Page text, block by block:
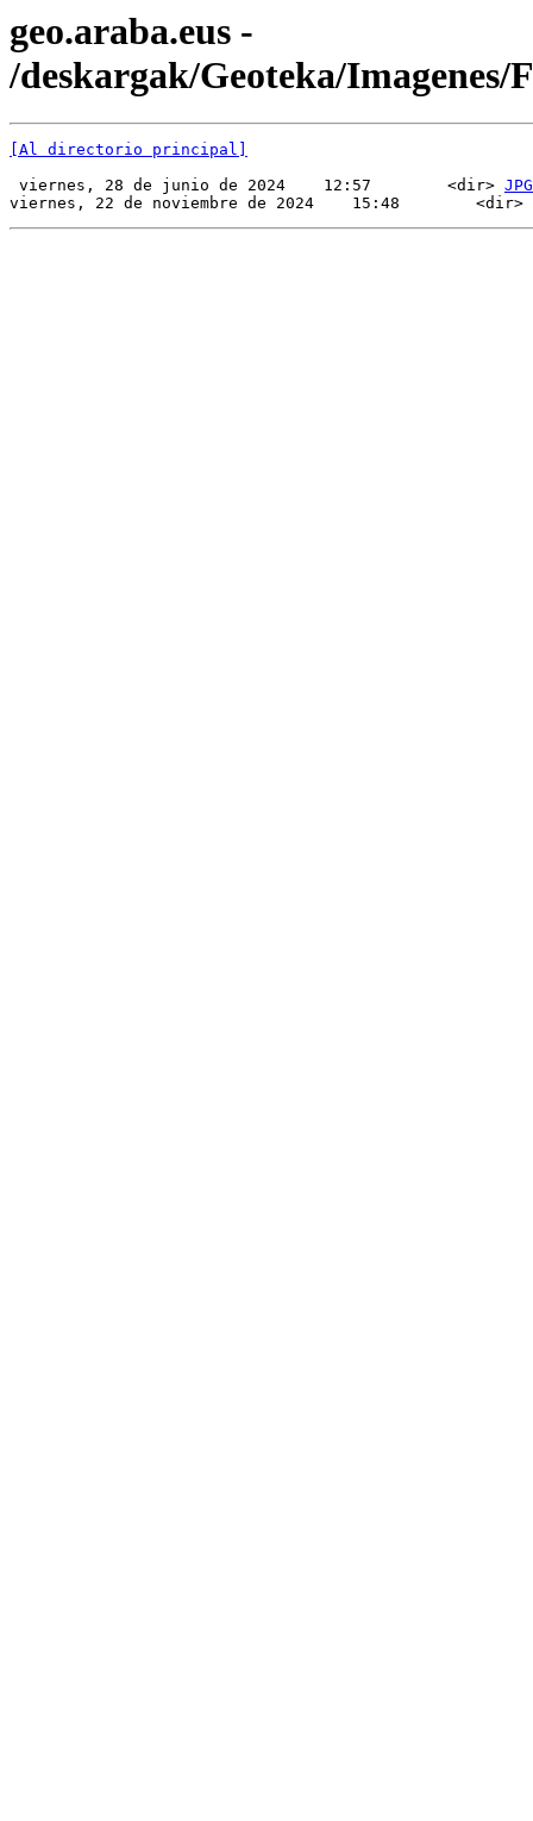
geo.araba.eus -
/deskargak/Geoteka/Imagenes/
[Al directorio principal]
viernes, 28 de junio de 2024    12:57        <dir> JPG
viernes, 22 de noviembre de 2024    15:48        <dir>